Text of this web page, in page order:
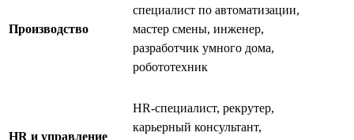
Производство
специалист по автоматизации,
мастер смены, инженер,
разработчик умного дома,
робототехник
HR и управление
HR-специалист, рекрутер,
карьерный консультант,